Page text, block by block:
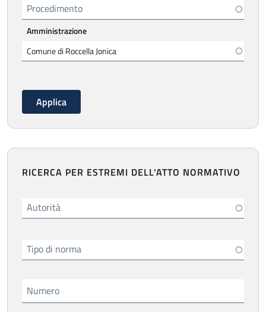
Procedimento
Amministrazione
RICERCA PER ESTREMI DELL'ATTO NORMATIVO
Autorità
Tipo di norma
Numero